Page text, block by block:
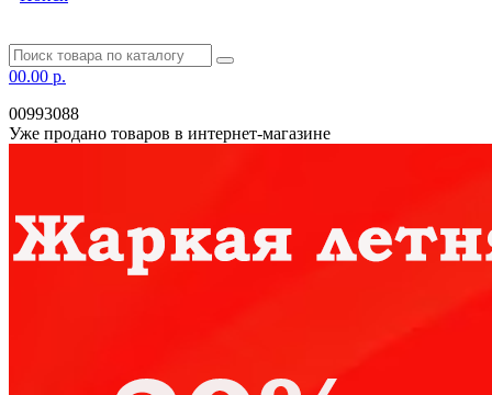
00.00 р.
00993088
Уже продано товаров в интернет-магазине